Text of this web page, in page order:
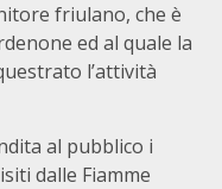
friulano, che è
ed al quale la
l’attività
al pubblico i
dalle Fiamme